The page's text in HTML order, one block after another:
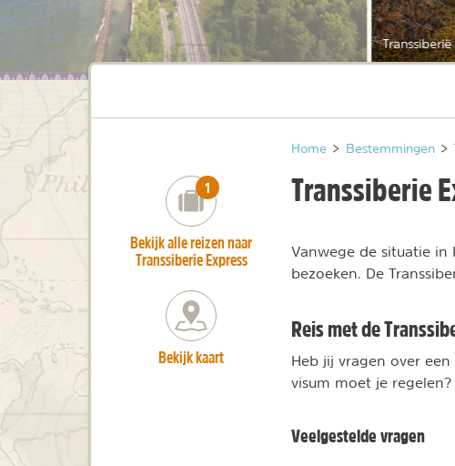
Transsiberië
Home > Bestemmingen >
Transsiberie
Vanwege de situatie
bezoeken. De
Reis met de
Heb jij vragen over een
visum moet je
Veelgestelde vragen
number_of_trips:
1
Bekijk alle reizen naar
Transsiberie Express
Bekijk kaart